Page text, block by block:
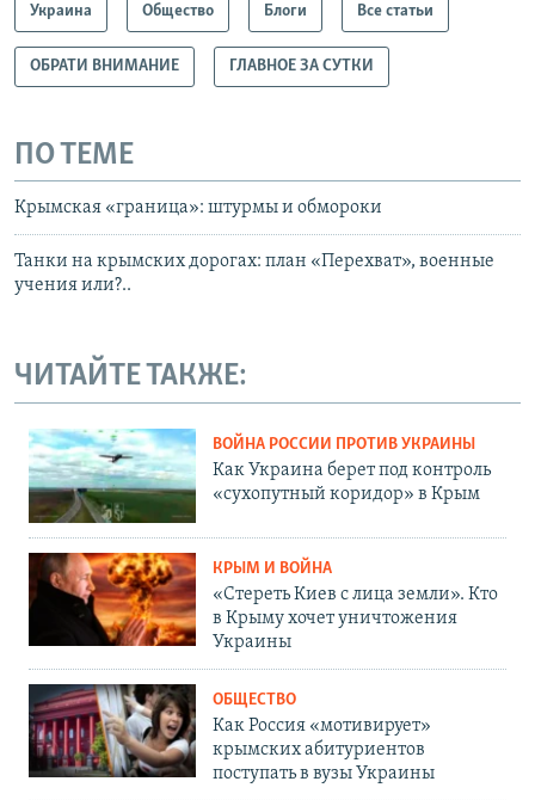
Украина Общество Блоги Все статьи
ОБРАТИ ВНИМАНИЕ ГЛАВНОЕ ЗА СУТКИ
ПО ТЕМЕ
Крымская «граница»: штурмы и обмороки
Танки на крымских дорогах: план «Перехват», военные
учения или?..
ЧИТАЙТЕ ТАКЖЕ:
ВОЙНА РОССИИ ПРОТИВ УКРАИНЫ
Как Украина берет под контроль
«сухопутный коридор» в Крым
КРЫМ И ВОЙНА
«Стереть Киев с лица земли». Кто
в Крыму хочет уничтожения
Украины
ОБЩЕСТВО
Как Россия «мотивирует»
крымских абитуриентов
поступать в вузы Украины